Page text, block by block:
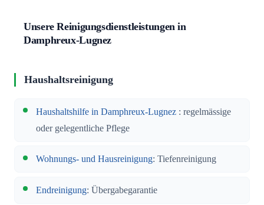
Unsere Reinigungsdienstleistungen in
Damphreux-Lugnez
Haushaltsreinigung
Haushaltshilfe in Damphreux-Lugnez : regelmässige
oder gelegentliche Pflege
Wohnungs- und Hausreinigung: Tiefenreinigung
Endreinigung: Übergabegarantie